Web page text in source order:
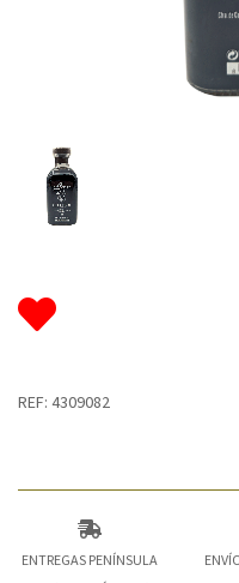
REF: 4309082
ENTREGAS PENÍNSULA